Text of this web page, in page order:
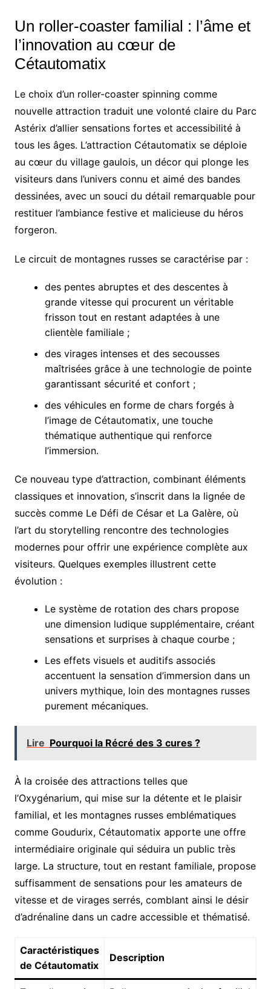
Un roller-coaster familial : l’âme et
l’innovation au cœur de
Cétautomatix
Le choix d’un roller-coaster spinning comme
nouvelle attraction traduit une volonté claire du Parc
Astérix d’allier sensations fortes et accessibilité à
tous les âges. L’attraction Cétautomatix se déploie
au cœur du village gaulois, un décor qui plonge les
visiteurs dans l’univers connu et aimé des bandes
dessinées, avec un souci du détail remarquable pour
restituer l’ambiance festive et malicieuse du héros
forgeron.
Le circuit de montagnes russes se caractérise par :
des pentes abruptes et des descentes à
grande vitesse qui procurent un véritable
frisson tout en restant adaptées à une
clientèle familiale ;
des virages intenses et des secousses
maîtrisées grâce à une technologie de pointe
garantissant sécurité et confort ;
des véhicules en forme de chars forgés à
l’image de Cétautomatix, une touche
thématique authentique qui renforce
l’immersion.
Ce nouveau type d’attraction, combinant éléments
classiques et innovation, s’inscrit dans la lignée de
succès comme Le Défi de César et La Galère, où
l’art du storytelling rencontre des technologies
modernes pour offrir une expérience complète aux
visiteurs. Quelques exemples illustrent cette
évolution :
Le système de rotation des chars propose
une dimension ludique supplémentaire, créant
sensations et surprises à chaque courbe ;
Les effets visuels et auditifs associés
accentuent la sensation d’immersion dans un
univers mythique, loin des montagnes russes
purement mécaniques.
Lire Pourquoi la Récré des 3 cures ?
À la croisée des attractions telles que
l’Oxygénarium, qui mise sur la détente et le plaisir
familial, et les montagnes russes emblématiques
comme Goudurix, Cétautomatix apporte une offre
intermédiaire originale qui séduira un public très
large. La structure, tout en restant familiale, propose
suffisamment de sensations pour les amateurs de
vitesse et de virages serrés, comblant ainsi le désir
d’adrénaline dans un cadre accessible et thématisé.
Caractéristiques
de Cétautomatix
Description